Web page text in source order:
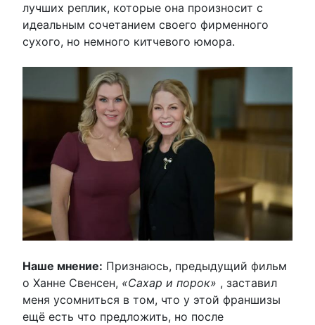
лучших реплик, которые она произносит с
идеальным сочетанием своего фирменного
сухого, но немного китчевого юмора.
Наше мнение: Признаюсь, предыдущий фильм
о Ханне Свенсен, «Сахар и порок» , заставил
меня усомниться в том, что у этой франшизы
ещё есть что предложить, но после